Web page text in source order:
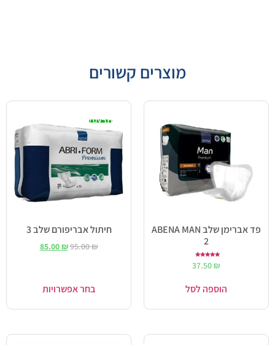
מוצרים קשורים
פד אברימן שלב ABENA MAN
2
5.00
37.50 ₪
הוספה לסל
מבצע!
חיתול אבריפורם שלב 3
95.00₪
85.00₪
בחר אפשרויות